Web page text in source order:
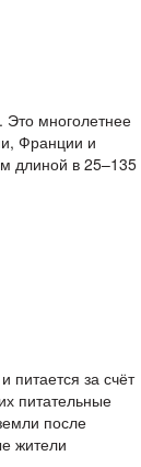
многолетнее
Франции и
длиной в 25–135
за счёт
питательные
после
жители